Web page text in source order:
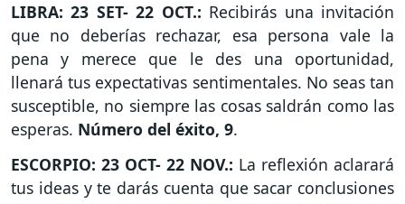
LIBRA: 23 SET- 22 OCT.: Recibirás una invitación
que no deberías rechazar, esa persona vale la
pena y merece que le des una oportunidad,
llenará tus expectativas sentimentales. No seas tan
susceptible, no siempre las cosas saldrán como las
esperas. Número del éxito, 9.
ESCORPIO: 23 OCT- 22 NOV.: La reflexión aclarará
tus ideas y te darás cuenta que sacar conclusiones